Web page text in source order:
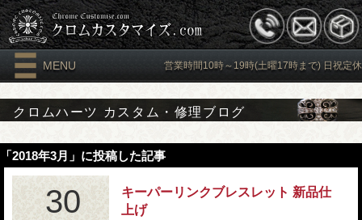
MENU 営業時間10時～19時(土曜17時まで) 日祝定休
クロムハーツ カスタム・修理ブログ
「2018年3月」に投稿した記事
30
キーパーリンクブレスレット 新品仕
上げ